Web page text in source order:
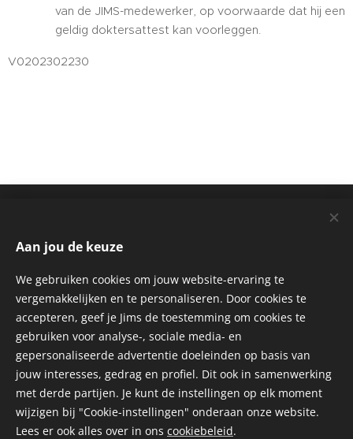
van de JIMS-medewerker, op voorwaarde dat hij een
geldig doktersattest kan voorleggen.
V0202302230
Health - & Fitness opleidingscentrum van Jims Fitness.
BE 0817.092.663
INFORMATIE
Algemene Voorwaarden
Privacyverklaring
Aan jou de keuze
We gebruiken cookies om jouw website-ervaring te
vergemakkelijken en te personaliseren. Door cookies te
accepteren, geef je Jims de toestemming om cookies te
gebruiken voor analyse-, sociale media- en
gepersonaliseerde advertentie doeleinden op basis van
jouw interesses, gedrag en profiel. Dit ook in samenwerking
met derde partijen. Je kunt de instellingen op elk moment
wijzigen bij "Cookie-instellingen" onderaan onze website.
Lees er ook alles over in ons cookiebeleid.